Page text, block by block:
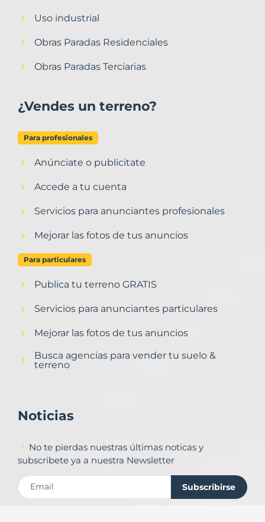
Uso industrial
Obras Paradas Residenciales
Obras Paradas Terciarias
¿Vendes un terreno?
Para profesionales
Anúnciate o publicitate
Accede a tu cuenta
Servicios para anunciantes profesionales
Mejorar las fotos de tus anuncios
Para particulares
Publica tu terreno GRATIS
Servicios para anunciantes particulares
Mejorar las fotos de tus anuncios
Busca agencias para vender tu suelo &
terreno
Noticias
No te pierdas nuestras últimas noticas y
subscribete ya a nuestra Newsletter
Subscribirse